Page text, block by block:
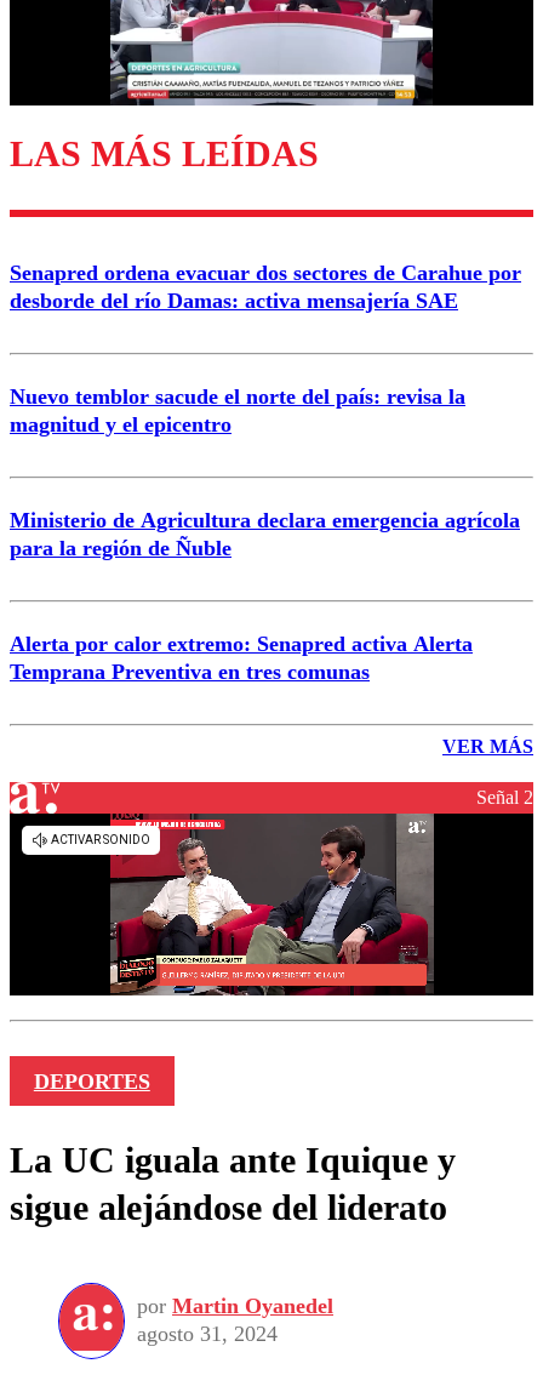
Enviar comentario
LAS MÁS LEÍDAS
Senapred ordena evacuar dos sectores de Carahue por
desborde del río Damas: activa mensajería SAE
Nuevo temblor sacude el norte del país: revisa la
magnitud y el epicentro
Ministerio de Agricultura declara emergencia agrícola
para la región de Ñuble
Alerta por calor extremo: Senapred activa Alerta
Temprana Preventiva en tres comunas
VER MÁS
Señal 2
DEPORTES
La UC iguala ante Iquique y
sigue alejándose del liderato
por Martin Oyanedel
agosto 31, 2024